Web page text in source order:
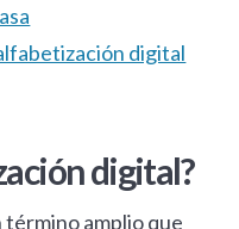
digital
digital?
amplio que